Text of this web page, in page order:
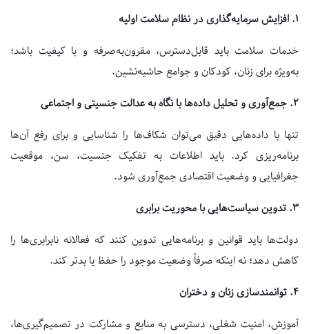
1. افزایش سرمایه‌گذاری در نظام سلامت اولیه
خدمات سلامت باید قابل‌دسترس، مقرون‌به‌صرفه و با کیفیت باشد؛
به‌ویژه برای زنان، کودکان و جوامع حاشیه‌نشین.
2. جمع‌آوری و تحلیل داده‌ها با نگاه به عدالت جنسیتی و اجتماعی
تنها با داده‌هایی دقیق می‌توان شکاف‌ها را شناسایی و برای رفع آن‌ها
برنامه‌ریزی کرد. باید اطلاعات به تفکیک جنسیت، سن، موقعیت
جغرافیایی و وضعیت اقتصادی جمع‌آوری شود.
3. تدوین سیاست‌هایی با محوریت برابری
دولت‌ها باید قوانین و برنامه‌هایی تدوین کنند که فعالانه نابرابری‌ها را
کاهش دهد؛ نه اینکه صرفاً وضعیت موجود را حفظ یا بدتر کند.
4. توانمندسازی زنان و دختران
آموزش، امنیت شغلی، دسترسی به منابع و مشارکت در تصمیم‌گیری‌ها،